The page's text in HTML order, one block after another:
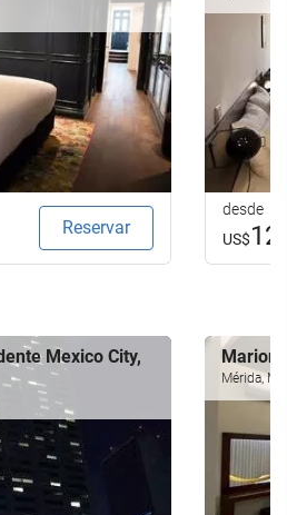
Reservar
desde
US$
Mexico City,
Mérida,